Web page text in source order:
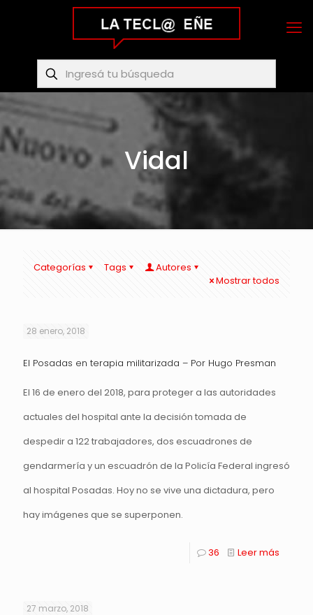
Vidal
Categorías Tags
Autores
Mostrar todos
28 enero, 2018
El Posadas en terapia militarizada – Por Hugo Presman
El 16 de enero del 2018, para proteger a las autoridades
actuales del hospital ante la decisión tomada de
despedir a 122 trabajadores, dos escuadrones de
gendarmería y un escuadrón de la Policía Federal ingresó
al hospital Posadas. Hoy no se vive una dictadura, pero
hay imágenes que se superponen.
36 Leer más
27 marzo, 2018